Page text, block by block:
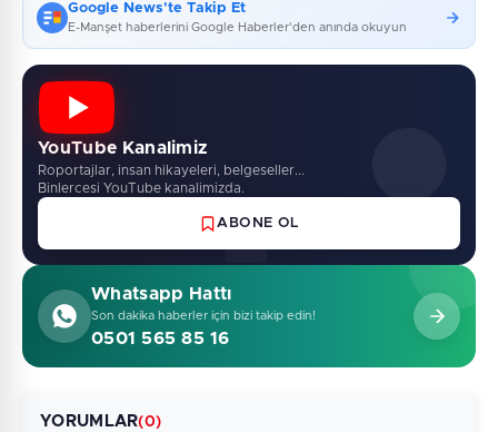
Google News'te Takip Et
E-Manşet haberlerini Google Haberler'den anında okuyun
YouTube Kanalimiz
Roportajlar, insan hikayeleri, belgeseller...
Binlercesi YouTube kanalimizda.
ABONE OL
Whatsapp Hattı
Son dakika haberler için bizi takip edin!
0501 565 85 16
YORUMLAR(0)